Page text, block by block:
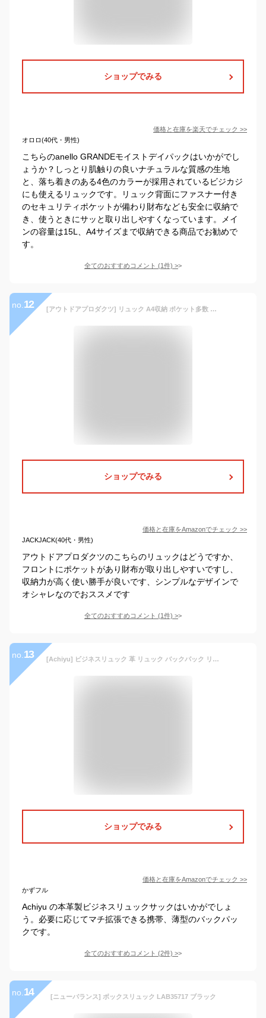
ショップでみる
価格と在庫を楽天でチェック >>
オロロ(40代・男性)
こちらのanello GRANDEモイストデイパックはいかがでし
ょうか？しっとり肌触りの良いナチュラルな質感の生地
と、落ち着きのある4色のカラーが採用されているビジカジ
にも使えるリュックです。リュック背面にファスナー付き
のセキュリティポケットが備わり財布なども安全に収納で
き、使うときにサッと取り出しやすくなっています。メイ
ンの容量は15L、A4サイズまで収納できる商品でお勧めで
す。
全てのおすすめコメント (1件) >
no. 12 [アウトドアプロダクツ] リュック A4収納 ポケット多数 大容量 背面パッド ルミナス メタル風ファスナー ブラック
ショップでみる
価格と在庫をAmazonでチェック >>
JACKJACK(40代・男性)
アウトドアプロダクツのこちらのリュックはどうですか、
フロントにポケットがあり財布が取り出しやすいですし、
収納力が高く使い勝手が良いです、シンプルなデザインで
オシャレなのでおススメです
全てのおすすめコメント (1件) >
no. 13 [Achiyu] ビジネスリュック 革 リュック バックパック リュックサック 本革 牛革 レザー 軽量 薄型 大容量 マチ拡張 17インチ PC 多機能 USB充電ポート 防水 撥水加工 通勤 出張 旅行 通学 メンズ 人気 おしゃれ ブラック
ショップでみる
価格と在庫をAmazonでチェック >>
かずフル
Achiyu の本革製ビジネスリュックサックはいかがでしょ
う。必要に応じてマチ拡張できる携帯、薄型のバックパッ
クです。
全てのおすすめコメント (2件) >
no. 14 [ニューバランス] ボックスリュック LAB35717 ブラック